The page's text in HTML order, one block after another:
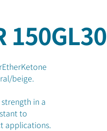
非植入物
150GL30
beige.
in a
to
applications.